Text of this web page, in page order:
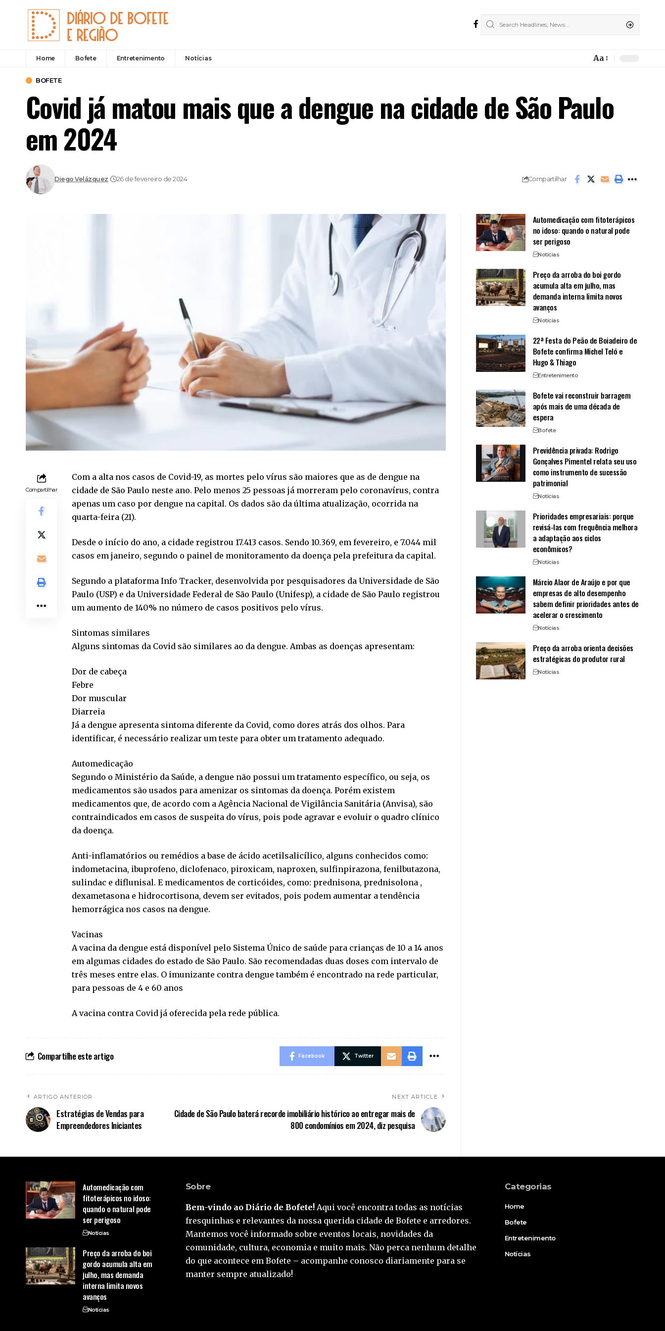
Home Bofete Entretenimento Notícias
Font
Aa
BOFETE
Covid já matou mais que a dengue na cidade de São Paulo
em 2024
Diego Velázquez 26 de fevereiro de 2024 Compartilhar
Compartilhar
Com a alta nos casos de Covid-19, as mortes pelo vírus são maiores que as de dengue na
cidade de São Paulo neste ano. Pelo menos 25 pessoas já morreram pelo coronavírus, contra
apenas um caso por dengue na capital. Os dados são da última atualização, ocorrida na
quarta-feira (21).
Desde o início do ano, a cidade registrou 17.413 casos. Sendo 10.369, em fevereiro, e 7.044 mil
casos em janeiro, segundo o painel de monitoramento da doença pela prefeitura da capital.
Segundo a plataforma Info Tracker, desenvolvida por pesquisadores da Universidade de São
Paulo (USP) e da Universidade Federal de São Paulo (Unifesp), a cidade de São Paulo registrou
um aumento de 140% no número de casos positivos pelo vírus.
Sintomas similares
Alguns sintomas da Covid são similares ao da dengue. Ambas as doenças apresentam:
Dor de cabeça
Febre
Dor muscular
Diarreia
Já a dengue apresenta sintoma diferente da Covid, como dores atrás dos olhos. Para
identificar, é necessário realizar um teste para obter um tratamento adequado.
Automedicação
Segundo o Ministério da Saúde, a dengue não possui um tratamento específico, ou seja, os
medicamentos são usados para amenizar os sintomas da doença. Porém existem
medicamentos que, de acordo com a Agência Nacional de Vigilância Sanitária (Anvisa), são
contraindicados em casos de suspeita do vírus, pois pode agravar e evoluir o quadro clínico
da doença.
Anti-inflamatórios ou remédios a base de ácido acetilsalicílico, alguns conhecidos como:
indometacina, ibuprofeno, diclofenaco, piroxicam, naproxen, sulfinpirazona, fenilbutazona,
sulindac e diflunisal. E medicamentos de corticóides, como: prednisona, prednisolona ,
dexametasona e hidrocortisona, devem ser evitados, pois podem aumentar a tendência
hemorrágica nos casos na dengue.
Vacinas
A vacina da dengue está disponível pelo Sistema Único de saúde para crianças de 10 a 14 anos
em algumas cidades do estado de São Paulo. São recomendadas duas doses com intervalo de
três meses entre elas. O imunizante contra dengue também é encontrado na rede particular,
para pessoas de 4 e 60 anos
A vacina contra Covid já oferecida pela rede pública.
Compartilhe este artigo Facebook Twitter
ARTIGO ANTERIOR
Estratégias de Vendas para
Empreendedores Iniciantes
NEXT ARTICLE
Cidade de São Paulo baterá recorde imobiliário histórico ao entregar mais de
800 condomínios em 2024, diz pesquisa
Automedicação com fitoterápicos
no idoso: quando o natural pode
ser perigoso
Notícias
Preço da arroba do boi gordo
acumula alta em julho, mas
demanda interna limita novos
avanços
Notícias
22ª Festa do Peão de Boiadeiro de
Bofete confirma Michel Teló e
Hugo & Thiago
Entretenimento
Bofete vai reconstruir barragem
após mais de uma década de
espera
Bofete
Previdência privada: Rodrigo
Gonçalves Pimentel relata seu uso
como instrumento de sucessão
patrimonial
Notícias
Prioridades empresariais: porque
revisá-las com frequência melhora
a adaptação aos ciclos
econômicos?
Notícias
Márcio Alaor de Araújo e por que
empresas de alto desempenho
sabem definir prioridades antes de
acelerar o crescimento
Notícias
Preço da arroba orienta decisões
estratégicas do produtor rural
Notícias
Automedicação com
fitoterápicos no idoso:
quando o natural pode
ser perigoso
Notícias
Preço da arroba do boi
gordo acumula alta em
julho, mas demanda
interna limita novos
avanços
Notícias
Sobre
Bem-vindo ao Diário de Bofete!Aqui você encontra todas as notícias
fresquinhas e relevantes da nossa querida cidade de Bofete e arredores.
Mantemos você informado sobre eventos locais, novidades da
comunidade, cultura, economia e muito mais. Não perca nenhum detalhe
do que acontece em Bofete – acompanhe conosco diariamente para se
manter sempre atualizado!
Categorias
Home
Bofete
Entretenimento
Notícias